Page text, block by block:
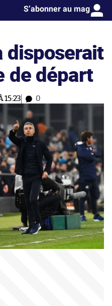
S’abonner au mag
disposerait
de départ
15:23 0